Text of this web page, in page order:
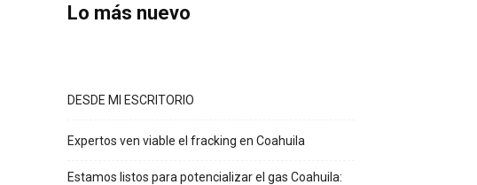
Lo más nuevo
DESDE MI ESCRITORIO
Expertos ven viable el fracking en Coahuila
Estamos listos para potencializar el gas Coahuila: